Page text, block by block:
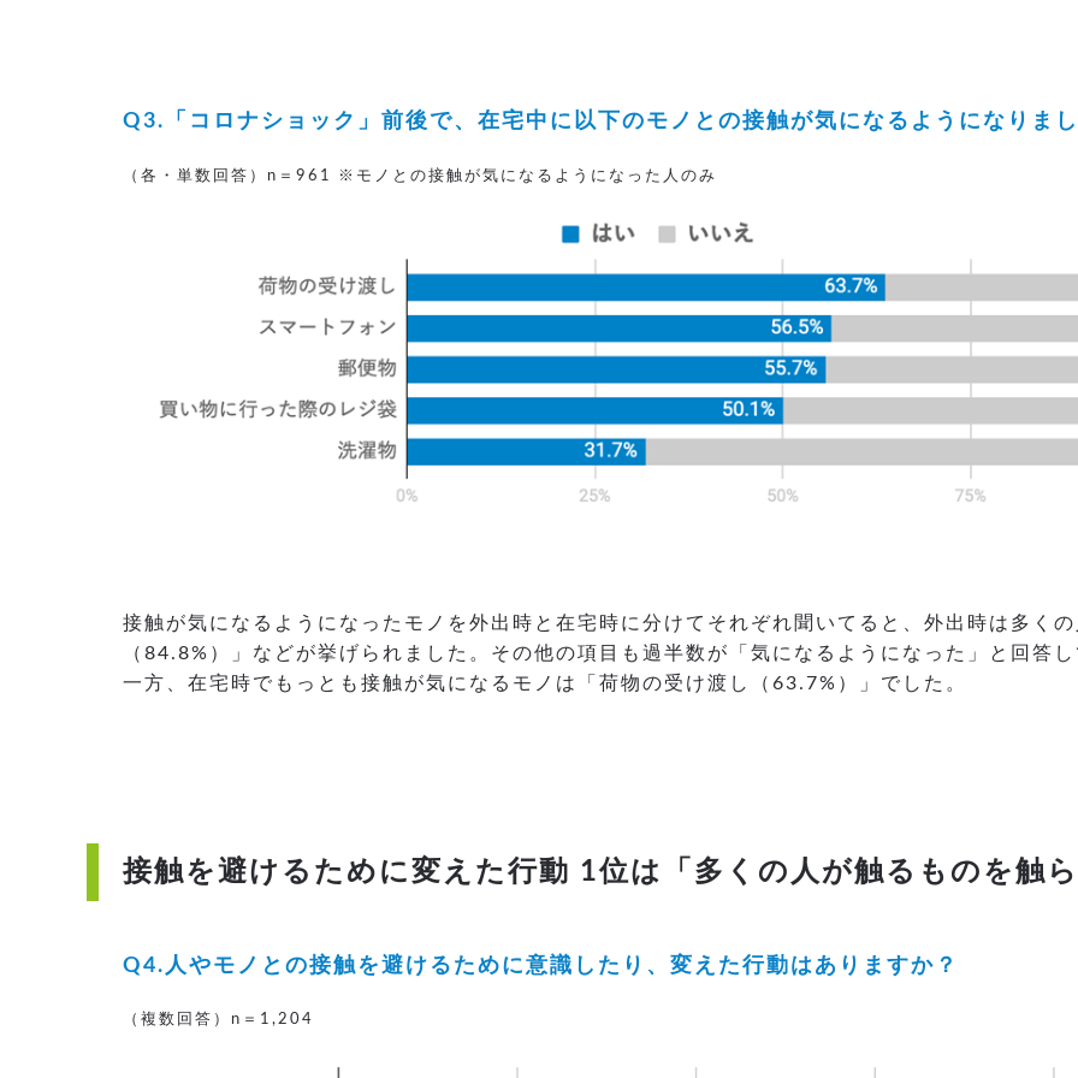
Q3.「コロナショック」前後で、在宅中に以下のモノとの接触が気になるようになりま
（各・単数回答）n＝961 ※モノとの接触が気になるようになった人のみ
接触が気になるようになったモノを外出時と在宅時に分けてそれぞれ聞いてると、外出時は多く
（84.8%）」などが挙げられました。その他の項目も過半数が「気になるようになった」と回答
一方、在宅時でもっとも接触が気になるモノは「荷物の受け渡し（63.7%）」でした。
接触を避けるために変えた行動 1位は「多くの人が触るものを触
Q4.人やモノとの接触を避けるために意識したり、変えた行動はありますか？
（複数回答）n＝1,204